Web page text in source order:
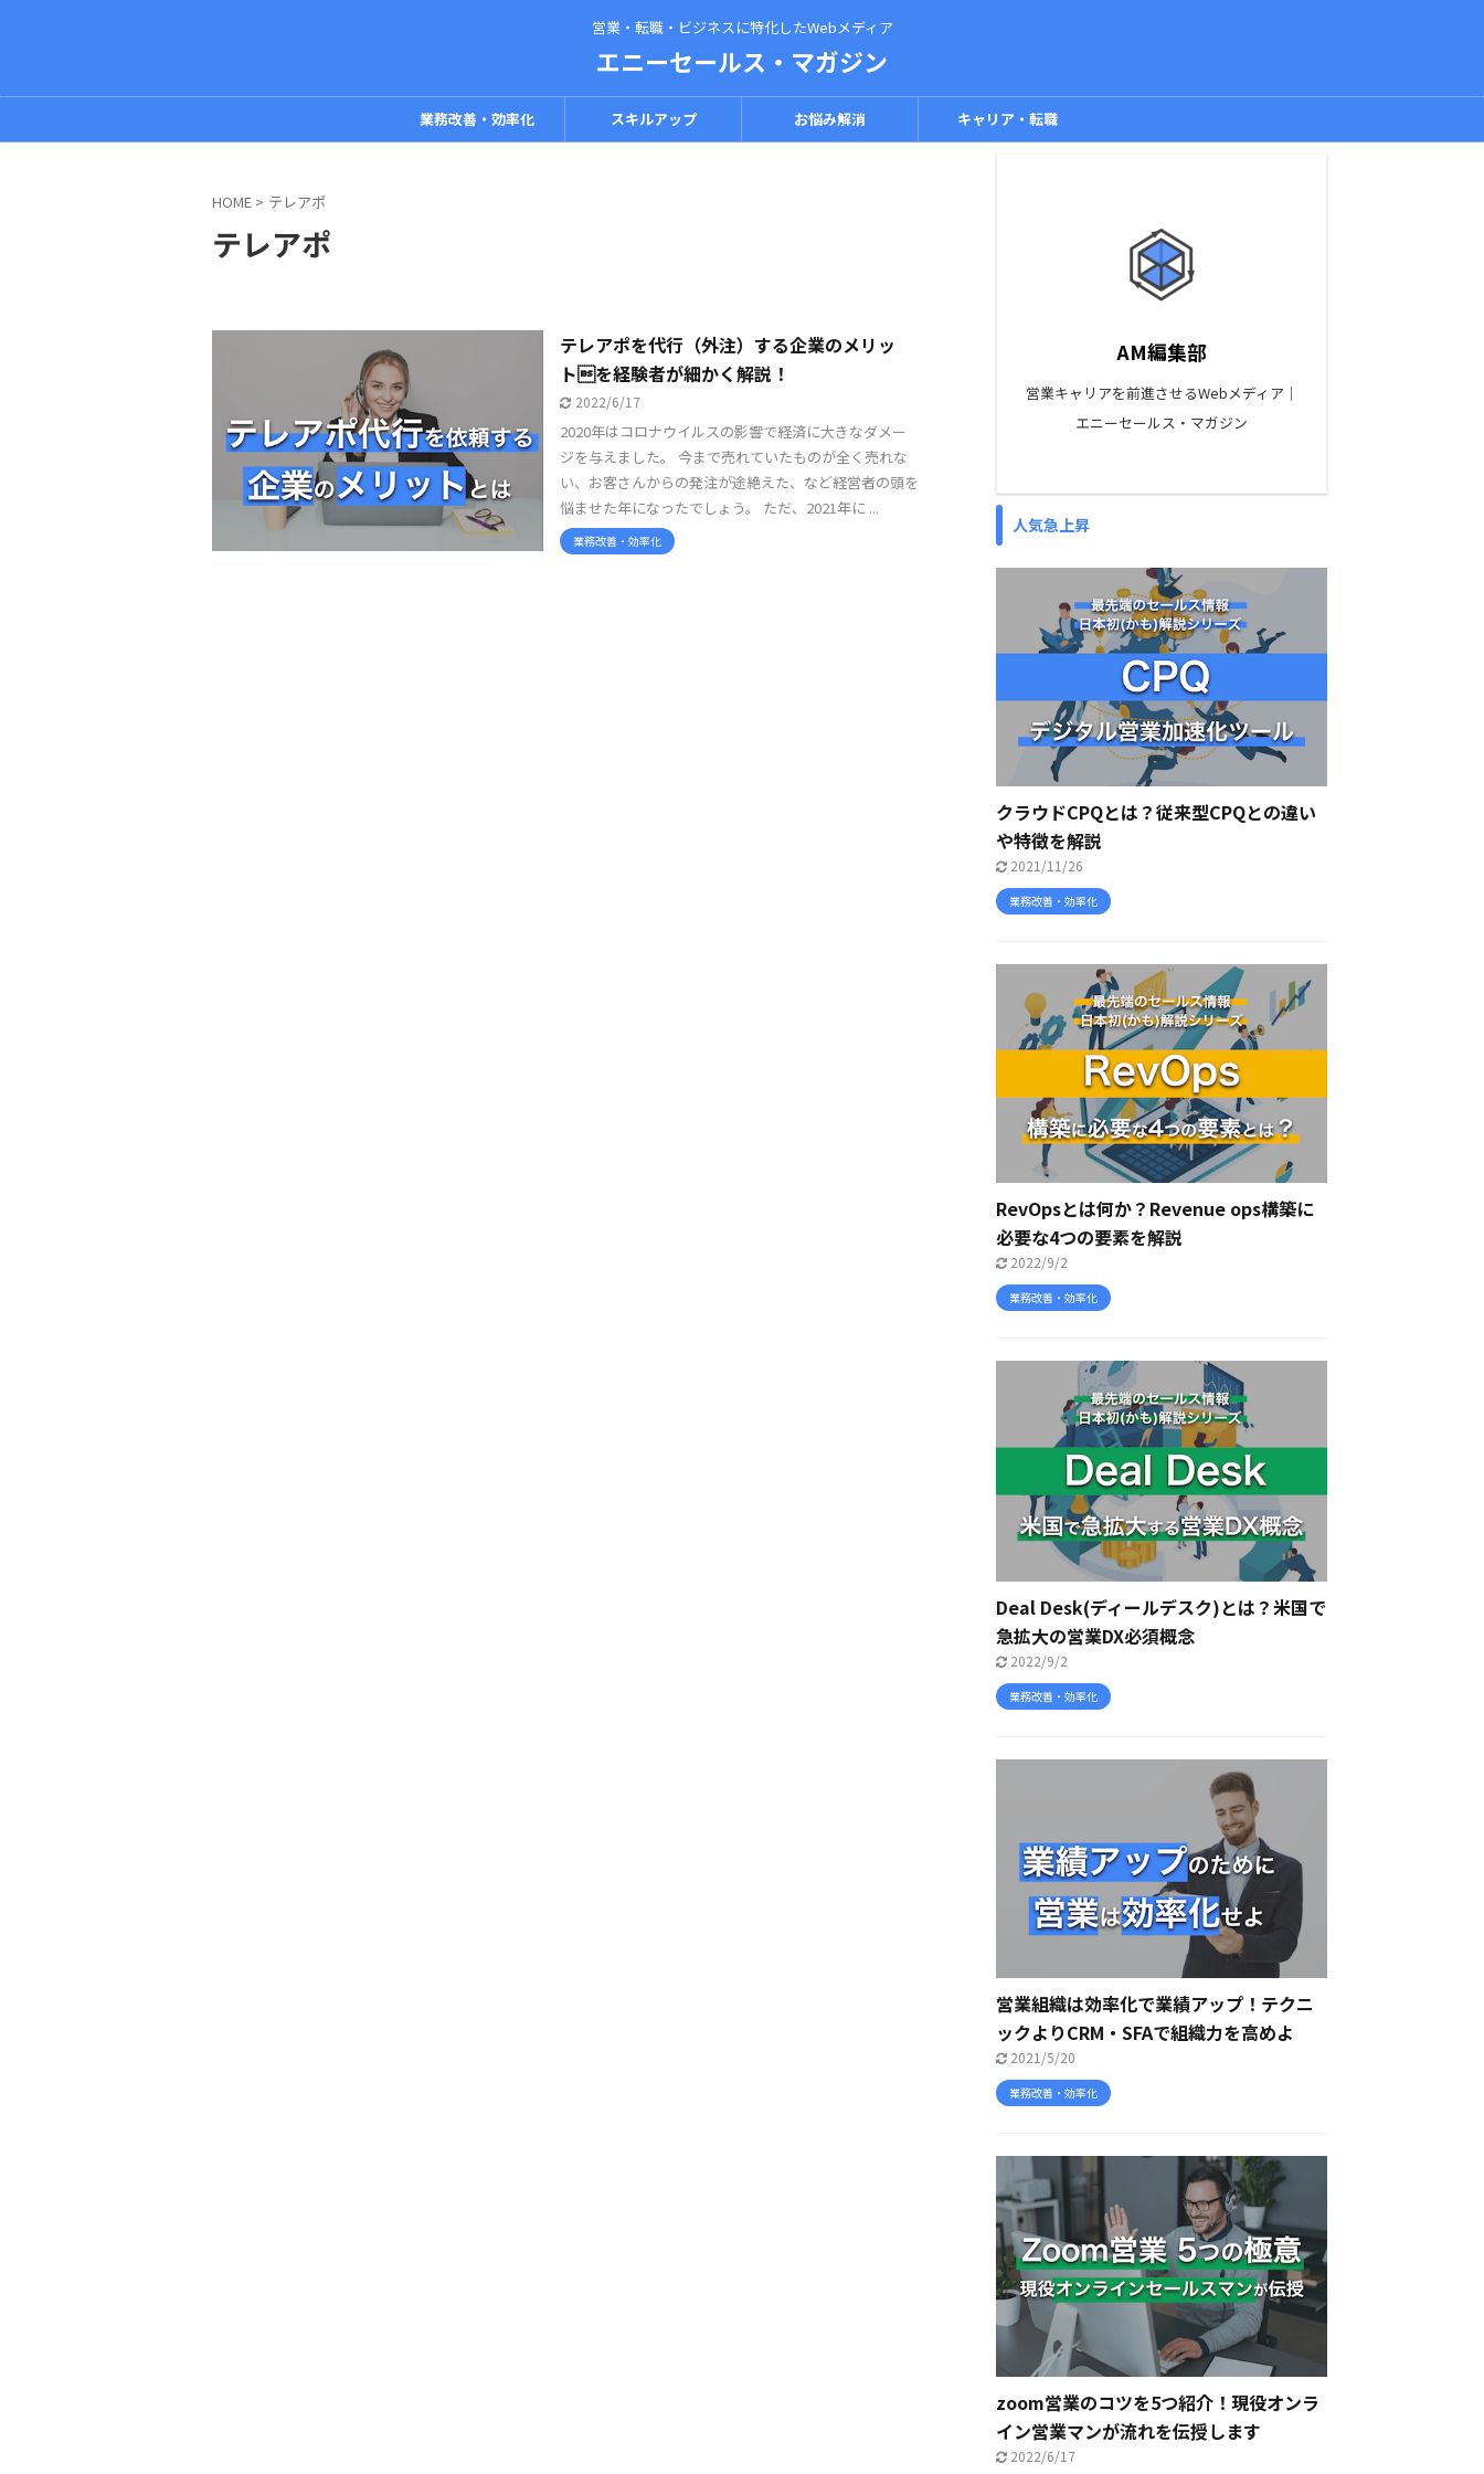
営業・転職・ビジネスに特化したWebメディア
エニーセールス・マガジン
業務改善・効率化 スキルアップ お悩み解消 キャリア・転職
HOME > テレアポ
テレアポ
テレアポを代行（外注）する企業のメリッ
トを経験者が細かく解説！
2022/6/17
2020年はコロナウイルスの影響で経済に大きなダメー
ジを与えました。 今まで売れていたものが全く売れな
い、お客さんからの発注が途絶えた、など経営者の頭を
悩ませた年になったでしょう。 ただ、2021年に ...
業務改善・効率化
AM編集部
営業キャリアを前進させるWebメディア｜
エニーセールス・マガジン
人気急上昇
クラウドCPQとは？従来型CPQとの違い
や特徴を解説
2021/11/26
業務改善・効率化
RevOpsとは何か？Revenue ops構築に
必要な4つの要素を解説
2022/9/2
業務改善・効率化
Deal Desk(ディールデスク)とは？米国で
急拡大の営業DX必須概念
2022/9/2
業務改善・効率化
営業組織は効率化で業績アップ！テクニ
ックよりCRM・SFAで組織力を高めよ
2021/5/20
業務改善・効率化
zoom営業のコツを5つ紹介！現役オンラ
イン営業マンが流れを伝授します
2022/6/17